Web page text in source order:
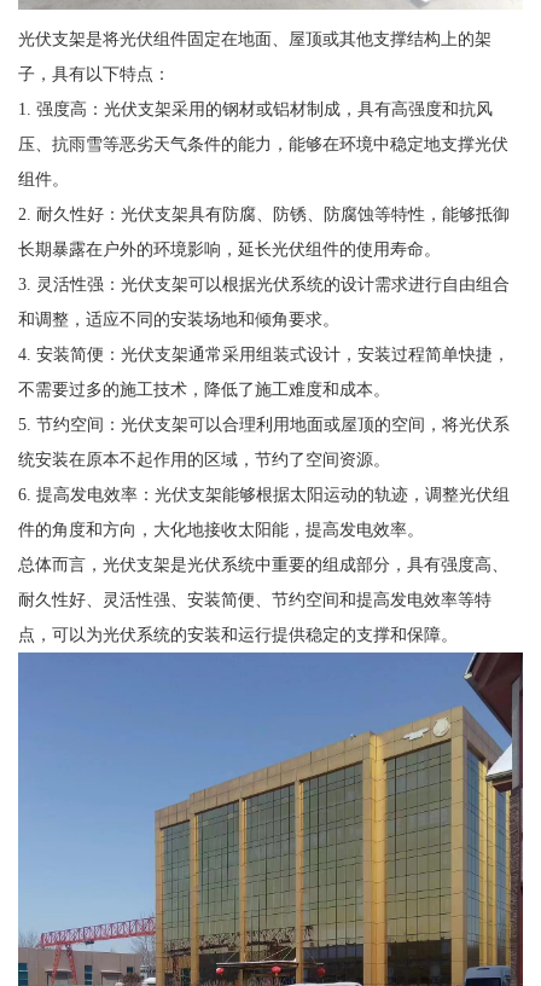
光伏支架是将光伏组件固定在地面、屋顶或其他支撑结构上的架
子，具有以下特点：
1. 强度高：光伏支架采用的钢材或铝材制成，具有高强度和抗风
压、抗雨雪等恶劣天气条件的能力，能够在环境中稳定地支撑光伏
组件。
2. 耐久性好：光伏支架具有防腐、防锈、防腐蚀等特性，能够抵御
长期暴露在户外的环境影响，延长光伏组件的使用寿命。
3. 灵活性强：光伏支架可以根据光伏系统的设计需求进行自由组合
和调整，适应不同的安装场地和倾角要求。
4. 安装简便：光伏支架通常采用组装式设计，安装过程简单快捷，
不需要过多的施工技术，降低了施工难度和成本。
5. 节约空间：光伏支架可以合理利用地面或屋顶的空间，将光伏系
统安装在原本不起作用的区域，节约了空间资源。
6. 提高发电效率：光伏支架能够根据太阳运动的轨迹，调整光伏组
件的角度和方向，大化地接收太阳能，提高发电效率。
总体而言，光伏支架是光伏系统中重要的组成部分，具有强度高、
耐久性好、灵活性强、安装简便、节约空间和提高发电效率等特
点，可以为光伏系统的安装和运行提供稳定的支撑和保障。